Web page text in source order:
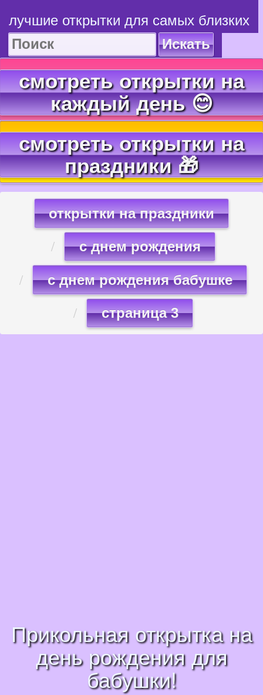
лучшие открытки для самых близких
Искать
смотреть открытки на
каждый день 😊
смотреть открытки на
праздники 🎁
открытки на праздники
с днем рождения
с днем рождения бабушке
страница 3
Прикольная открытка на
день рождения для
бабушки!